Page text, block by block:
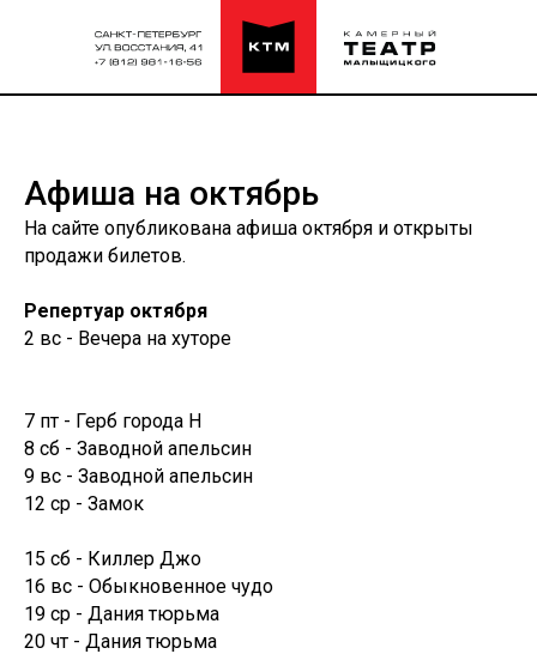
Афиша на октябрь
На сайте опубликована афиша октября и открыты
продажи билетов.
Репертуар октября
2 вс - Вечера на хуторе
7 пт - Герб города Н
8 сб - Заводной апельсин
9 вс - Заводной апельсин
12 ср - Замок
15 сб - Киллер Джо
16 вс - Обыкновенное чудо
19 ср - Дания тюрьма
20 чт - Дания тюрьма